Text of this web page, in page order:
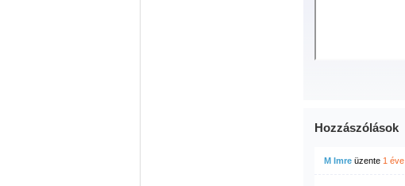
Hozzászólások
M Imre üzente 1 éve